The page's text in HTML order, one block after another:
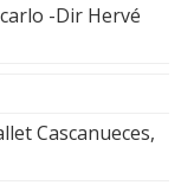
-Dir Hervé
Cascanueces,